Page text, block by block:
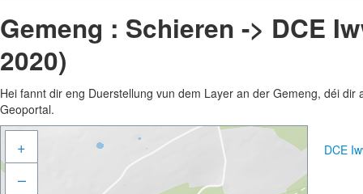
Gemeng : Schieren -> DCE
2020)
Hei fannt dir eng Duerstellung vun dem Layer an der Gemeng, déi
Geoportal.
+
–
DCE